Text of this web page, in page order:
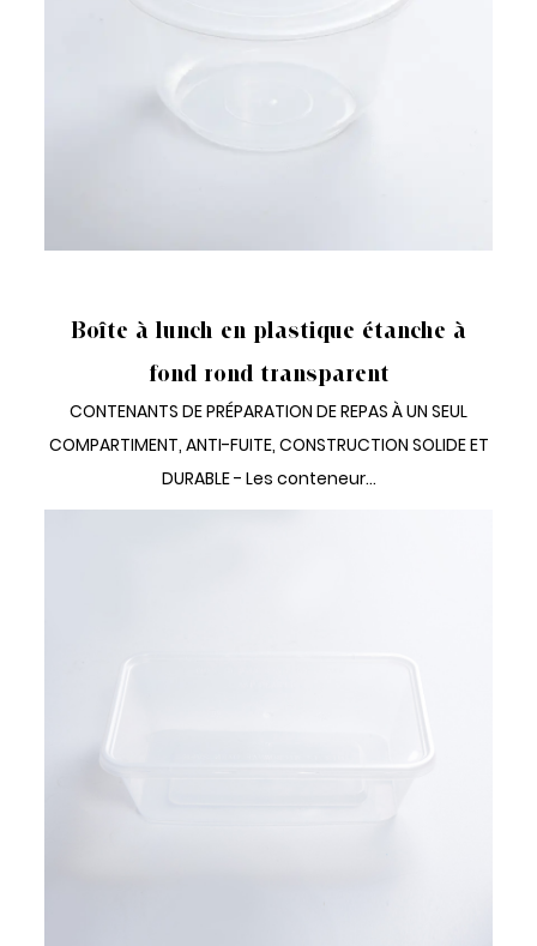
Boîte à lunch en plastique étanche à
fond rond transparent
CONTENANTS DE PRÉPARATION DE REPAS À UN SEUL
COMPARTIMENT, ANTI-FUITE, CONSTRUCTION SOLIDE ET
DURABLE - Les conteneur...